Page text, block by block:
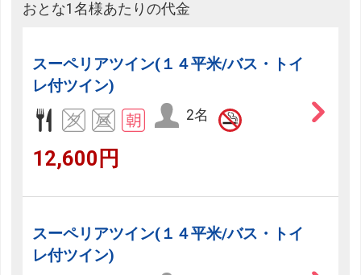
おとな1名様あたりの代金
スーペリアツイン(１４平米/バス・トイ
レ付ツイン)
2名
12,600円
スーペリアツイン(１４平米/バス・トイ
レ付ツイン)